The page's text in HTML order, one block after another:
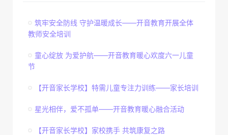
筑牢安全防线 守护温暖成长——开音教育开展全体
教师安全培训
童心绽放 为爱护航——开音教育暖心欢度六一儿童
节
【开音家长学校】特需儿童专注力训练——家长培训
星光相伴，爱不孤单——开音教育暖心融合活动
【开音家长学校】家校携手 共筑康复之路